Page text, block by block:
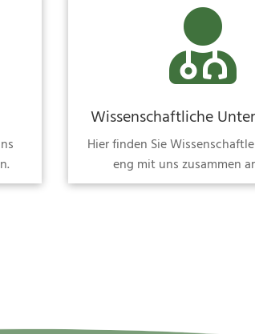

Wissenschaftliche
Hier finden Sie
eng mit uns zusammen